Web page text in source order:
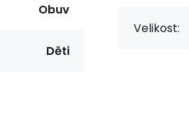
Obuv
Děti
Velikost: